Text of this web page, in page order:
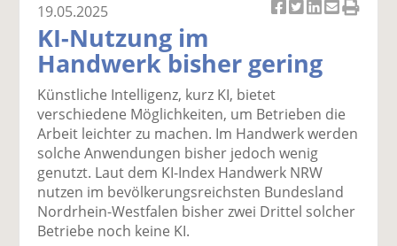
k
el
a
uf
F
ac
e
b
o
k
wi
tt
er
n
k
el
uf
Li
n
k
e
di
p
er
E
l
v
ru
ck
n
19.05.2025
KI-Nutzung im
Handwerk bisher gering
Künstliche Intelligenz, kurz KI, bietet
verschiedene Möglichkeiten, um Betrieben die
Arbeit leichter zu machen. Im Handwerk werden
solche Anwendungen bisher jedoch wenig
genutzt. Laut dem KI-Index Handwerk NRW
nutzen im bevölkerungsreichsten Bundesland
Nordrhein-Westfalen bisher zwei Drittel solcher
Betriebe noch keine KI.